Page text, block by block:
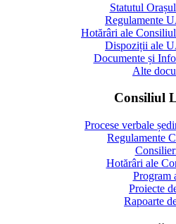
Statutul
Regulamente
Hotărâri ale
Dispoziții ale
Documente și
Alte
Consiliul
Procese verbale
Regulamente
Hotărâri ale
Program
Proiecte
Rapoarte